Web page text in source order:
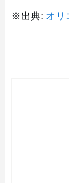
※出典: オリ